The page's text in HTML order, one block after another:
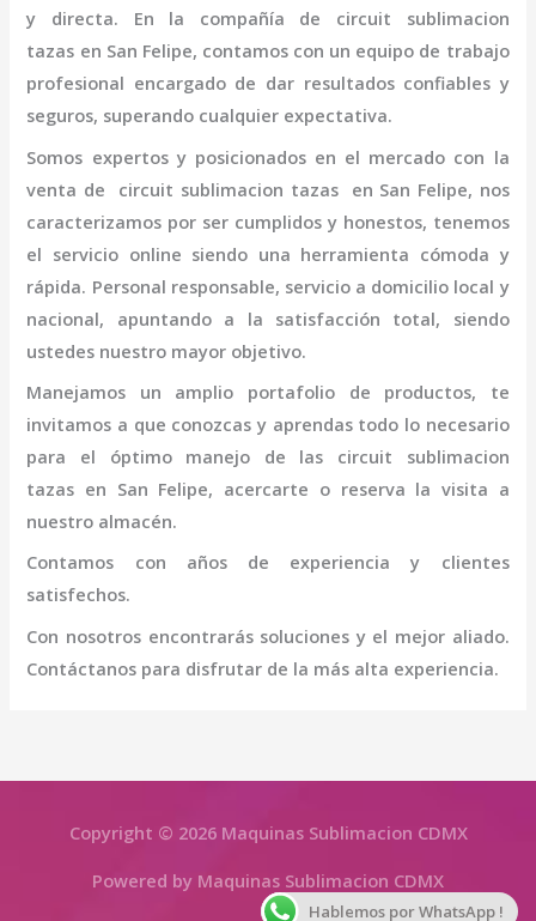
y directa. En la compañía de circuit sublimacion
tazas en San Felipe, contamos con un equipo de trabajo
profesional encargado de dar resultados confiables y
seguros, superando cualquier expectativa.
Somos expertos y posicionados en el mercado con la
venta de circuit sublimacion tazasen San Felipe, nos
caracterizamos por ser cumplidos y honestos, tenemos
el servicio online siendo una herramienta cómoda y
rápida. Personal responsable, servicio a domicilio local y
nacional, apuntando a la satisfacción total, siendo
ustedes nuestro mayor objetivo.
Manejamos un amplio portafolio de productos, te
invitamos a que conozcas y aprendas todo lo necesario
para el óptimo manejo de las circuit sublimacion
tazas en San Felipe, acercarte o reserva la visita a
nuestro almacén.
Contamos con años de experiencia y clientes
satisfechos.
Con nosotros encontrarás soluciones y el mejor aliado.
Contáctanos para disfrutar de la más alta experiencia.
Copyright © 2026 Maquinas Sublimacion CDMX
Powered by Maquinas Sublimacion CDMX
Hablemos por WhatsApp !